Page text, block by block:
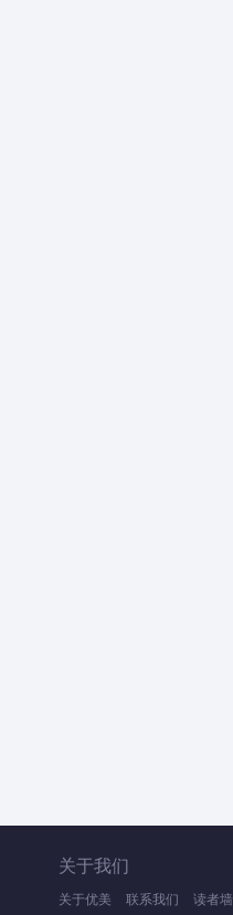
关于我们
关于优美 联系我们 读者墙